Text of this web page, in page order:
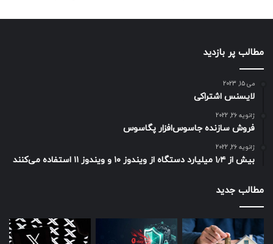
مطالب پر بازدید
می 15, 2023
لایسنس اشتراکی
ژانویه 26, 2022
فروش سازنده جاسوس‌افزار پگاسوس
ژانویه 26, 2022
بیش از ۱٫۴ میلیارد دستگاه از ویندوز ۱۰ و ویندوز ۱۱ استفاده می‌کنند
مطالب جدید